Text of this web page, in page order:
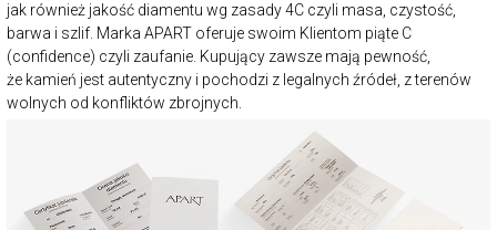
jak również jakość diamentu wg zasady 4C czyli masa, czystość,
barwa i szlif. Marka APART oferuje swoim Klientom piąte C
(confidence) czyli zaufanie. Kupujący zawsze mają pewność,
że kamień jest autentyczny i pochodzi z legalnych źródeł, z terenów
wolnych od konfliktów zbrojnych.